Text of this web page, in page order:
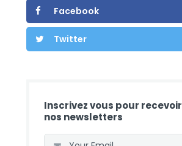
Facebook
Twitter
Inscrivez vous pour recevoir
nos newsletters